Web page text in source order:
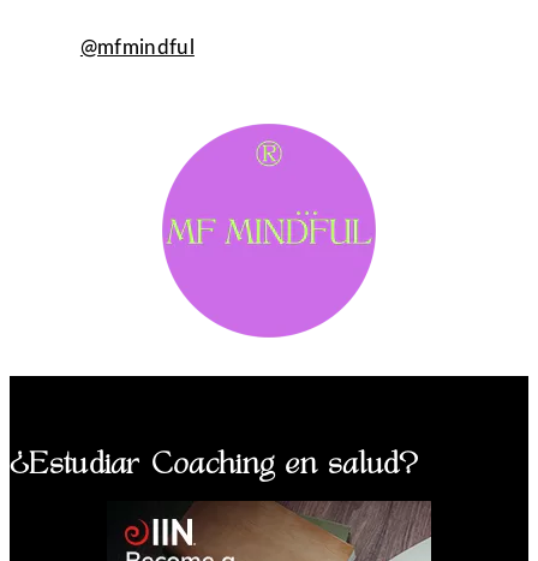
@mfmindful
¿Estudiar Coaching en salud?